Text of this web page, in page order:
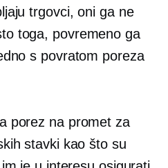
trgovci, oni ga ne
toga, povremeno ga
s povratom poreza
porez na promet za
stavki kao što su